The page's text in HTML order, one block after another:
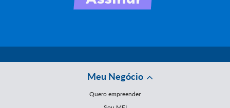
Meu Negócio
Quero empreender